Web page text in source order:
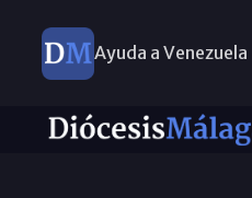
Ayuda a Venezuela